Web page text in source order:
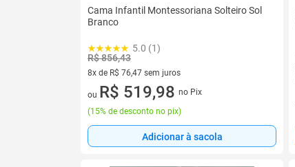
Cama Infantil Montessoriana Solteiro Sol
Branco
5.0 (1)
R$ 856,43
8x de R$ 76,47 sem juros
8 vez de R$ 76,47 sem juros
ou R$ 519,98 no Pix
(15% de desconto no pix)
Adicionar à sacola